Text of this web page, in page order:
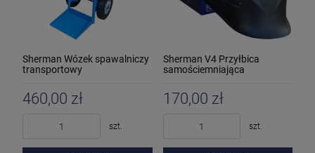
Sherman Wózek spawalniczy
transportowy
460,00 zł
szt.
Sherman V4 Przyłbica
samościemniająca
170,00 zł
szt.